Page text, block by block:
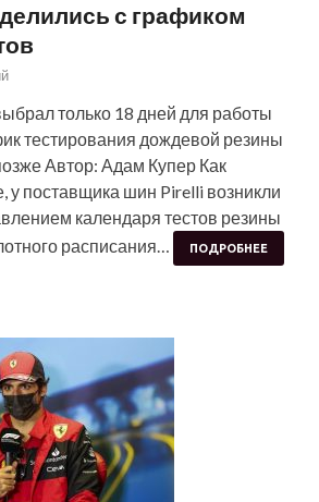
с графиком
только 18 дней для работы
тестирования дождевой резины
Автор: Адам Купер Как
у поставщика шин Pirelli возникли
календаря тестов резины
расписания…
ПОДРОБНЕЕ